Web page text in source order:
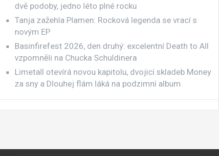
dvě podoby, jedno léto plné rocku
Tanja zažehla Plamen: Rocková legenda se vrací s
novým EP
Basinfirefest 2026, den druhý: excelentní Death to All
vzpomněli na Chucka Schuldinera
Limetall otevírá novou kapitolu, dvojicí skladeb Money
za sny a Dlouhej flám láká na podzimní album